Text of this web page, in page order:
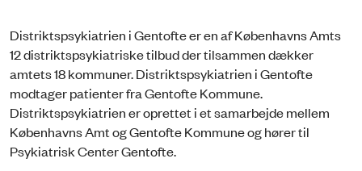
Distriktspsykiatrien i Gentofte er en af Københavns Amts
12 distriktspsykiatriske tilbud der tilsammen dækker
amtets 18 kommuner. Distriktspsykiatrien i Gentofte
modtager patienter fra Gentofte Kommune.
Distriktspsykiatrien er oprettet i et samarbejde mellem
Københavns Amt og Gentofte Kommune og hører til
Psykiatrisk Center Gentofte.